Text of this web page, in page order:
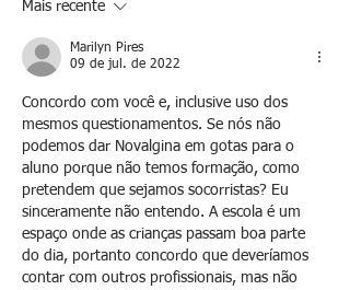
Mais recente
Marilyn Pires
09 de jul. de 2022
Concordo com você e, inclusive uso dos
mesmos questionamentos. Se nós não
podemos dar Novalgina em gotas para o
aluno porque não temos formação, como
pretendem que sejamos socorristas? Eu
sinceramente não entendo. A escola é um
espaço onde as crianças passam boa parte
do dia, portanto concordo que deveríamos
contar com outros profissionais, mas não